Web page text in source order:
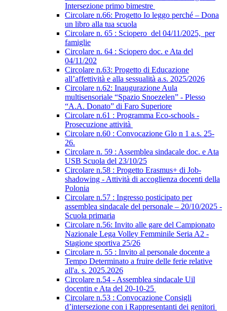
Intersezione primo bimestre
Circolare n.66: Progetto Io leggo perché – Dona
un libro alla tua scuola
Circolare n. 65 : Sciopero del 04/11/2025, per
famiglie
Circolare n. 64 : Sciopero doc. e Ata del
04/11/202
Circolare n.63: Progetto di Educazione
all’affettività e alla sessualità a.s. 2025/2026
Circolare n.62: Inaugurazione Aula
multisensoriale “Spazio Snoezelen” - Plesso
“A.A. Donato” di Faro Superiore
Circolare n.61 : Programma Eco-schools -
Prosecuzione attività
Circolare n.60 : Convocazione Glo n 1 a.s. 25-
26.
Circolare n. 59 : Assemblea sindacale doc. e Ata
USB Scuola del 23/10/25
Circolare n.58 : Progetto Erasmus+ di Job-
shadowing - Attività di accoglienza docenti della
Polonia
Circolare n.57 : Ingresso posticipato per
assemblea sindacale del personale – 20/10/2025 -
Scuola primaria
Circolare n.56: Invito alle gare del Campionato
Nazionale Lega Volley Femminile Seria A2 -
Stagione sportiva 25/26
Circolare n. 55 : Invito al personale docente a
Tempo Determinato a fruire delle ferie relative
all'a. s. 2025.2026
Circolare n.54 - Assemblea sindacale Uil
docentin e Ata del 20-10-25
Circolare n.53 : Convocazione Consigli
d’intersezione con i Rappresentanti dei genitori